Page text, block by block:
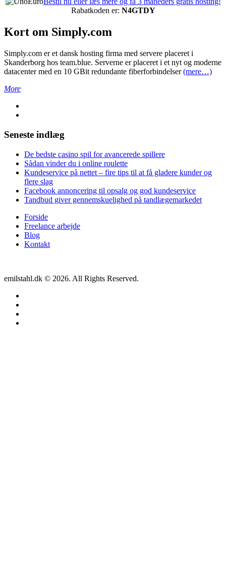
Rabatkoden er: N4GTDY
Kort om Simply.com
Simply.com er et dansk hosting firma med servere placeret i
Skanderborg hos team.blue. Serverne er placeret i et nyt og moderne
datacenter med en 10 GBit redundante fiberforbindelser(mere…)
More
Seneste indlæg
De bedste casino spil for avancerede spillere
Sådan vinder du i online roulette
Kundeservice på nettet – fire tips til at få gladere kunder og
flere slag
Facebook annoncering til opsalg og god kundeservice
Tandbud giver gennemskuelighed på tandlægemarkedet
Forside
Freelance arbejde
Blog
Kontakt
emilstahl.dk © 2026. All Rights Reserved.